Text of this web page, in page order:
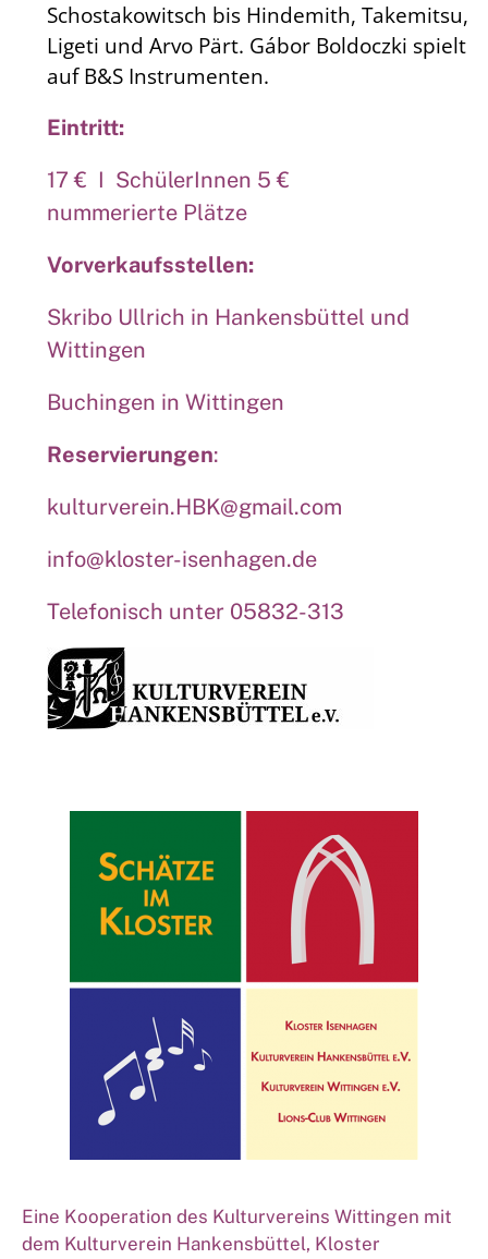
Schostakowitsch bis Hindemith, Takemitsu,
Ligeti und Arvo Pärt. Gábor Boldoczki spielt
auf B&S Instrumenten.
Eintritt:
17 € I SchülerInnen 5 €
nummerierte Plätze
Vorverkaufsstellen:
Skribo Ullrich in Hankensbüttel und
Wittingen
Buchingen in Wittingen
Reservierungen:
kulturverein.HBK@gmail.com
info@kloster-isenhagen.de
Telefonisch unter 05832-313
Eine Kooperation des Kulturvereins Wittingen mit
dem Kulturverein Hankensbüttel, Kloster